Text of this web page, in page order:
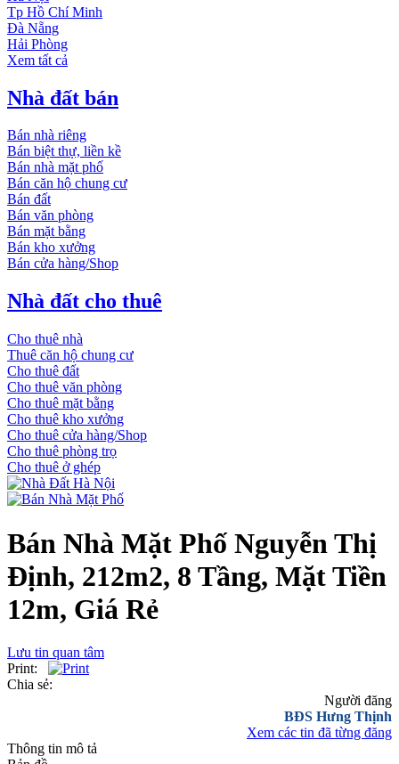
Tp Hồ Chí Minh
Đà Nẵng
Hải Phòng
Xem tất cả
Nhà đất bán
Bán nhà riêng
Bán biệt thự, liền kề
Bán nhà mặt phố
Bán căn hộ chung cư
Bán đất
Bán văn phòng
Bán mặt bằng
Bán kho xưởng
Bán cửa hàng/Shop
Nhà đất cho thuê
Cho thuê nhà
Thuê căn hộ chung cư
Cho thuê đất
Cho thuê văn phòng
Cho thuê mặt bằng
Cho thuê kho xưởng
Cho thuê cửa hàng/Shop
Cho thuê phòng trọ
Cho thuê ở ghép
Bán Nhà Mặt Phố Nguyễn Thị
Định, 212m2, 8 Tầng, Mặt Tiền
12m, Giá Rẻ
Lưu tin quan tâm
Print:
Chia sẻ:
Người đăng
BĐS Hưng Thịnh
Xem các tin đã từng đăng
Thông tin mô tả